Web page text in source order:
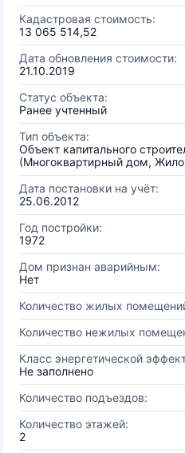
Кадастровая стоимость:
13 065 514,52
Дата обновления стоимости:
21.10.2019
Статус объекта:
Ранее учтенный
Тип объекта:
Объект капитального
(Многоквартирный дом,
Дата постановки на учёт:
25.06.2012
Год постройки:
1972
Дом признан аварийным:
Нет
Количество жилых
Количество нежилых
Класс энергетической
Не заполнено
Количество подъездов:
Количество этажей:
2